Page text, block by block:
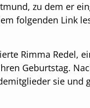
zu dem er
folgenden Link
Rimma Redel,
Geburtstag.
sie und